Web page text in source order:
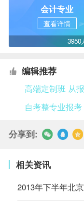
会计专业
查看详情
3950
编辑推荐
高端定制班 从
自考整专业报
分享到:
相关资讯